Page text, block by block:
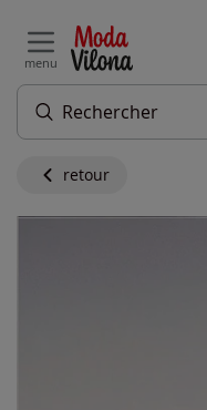
menu
retour